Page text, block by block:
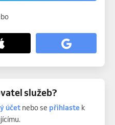
služeb?
účetnebo se přihlastek